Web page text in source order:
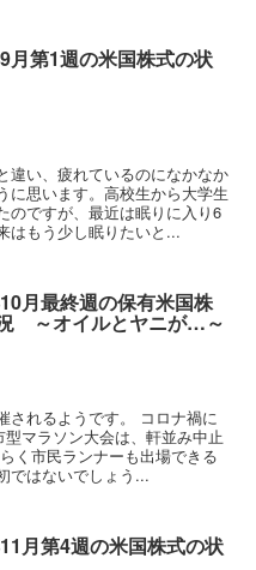
月第1週の米国株式の状
違い、疲れているのになかなか
に思います。高校生から大学生
のですが、最近は眠りに入り6
はもう少し眠りたいと...
月最終週の保有米国株
～オイルとヤニが…～
されるようです。 コロナ禍に
マラソン大会は、軒並み中止
く市民ランナーも出場できる
ではないでしょう...
月第4週の米国株式の状